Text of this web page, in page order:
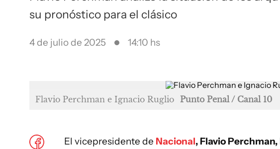
su pronóstico para el clásico
4 de julio de 2025 14:10 hs
Flavio Perchman e Ignacio Ruglio Punto Penal / Canal 10
El vicepresidente de Nacional, Flavio